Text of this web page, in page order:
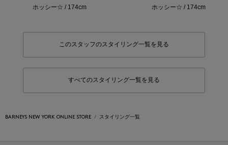
ホッシー☆ / 174cm
ホッシー☆ / 174cm
このスタッフのスタイリング一覧を見る
すべてのスタイリング一覧を見る
BARNEYS NEW YORK ONLINE STORE スタイリング一覧